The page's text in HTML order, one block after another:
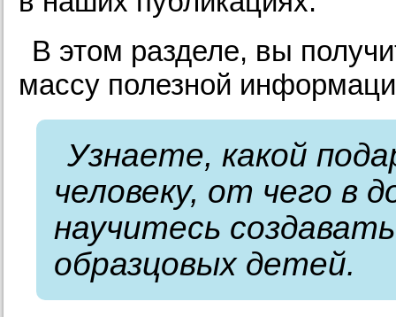
В этом разделе, вы
массу полезной
Узнаете, какой
человеку, от чего в
научитесь
образцовых детей.